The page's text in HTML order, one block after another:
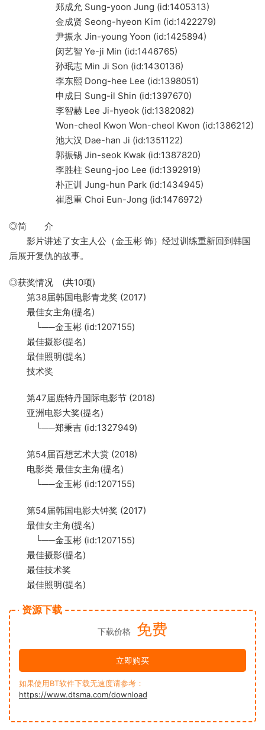
郑成允 Sung-yoon Jung (id:1405313)
金成贤 Seong-hyeon Kim (id:1422279)
尹振永 Jin-young Yoon (id:1425894)
闵艺智 Ye-ji Min (id:1446765)
孙珉志 Min Ji Son (id:1430136)
李东熙 Dong-hee Lee (id:1398051)
申成日 Sung-il Shin (id:1397670)
李智赫 Lee Ji-hyeok (id:1382082)
Won-cheol Kwon Won-cheol Kwon (id:1386212)
池大汉 Dae-han Ji (id:1351122)
郭振锡 Jin-seok Kwak (id:1387820)
李胜柱 Seung-joo Lee (id:1392919)
朴正训 Jung-hun Park (id:1434945)
崔恩重 Choi Eun-Jong (id:1476972)
◎简 介
影片讲述了女主人公（金玉彬 饰）经过训练重新回到韩国
后展开复仇的故事。
◎获奖情况 (共10项)
第38届韩国电影青龙奖 (2017)
最佳女主角(提名)
└──金玉彬 (id:1207155)
最佳摄影(提名)
最佳照明(提名)
技术奖
第47届鹿特丹国际电影节 (2018)
亚洲电影大奖(提名)
└──郑秉吉 (id:1327949)
第54届百想艺术大赏 (2018)
电影类 最佳女主角(提名)
└──金玉彬 (id:1207155)
第54届韩国电影大钟奖 (2017)
最佳女主角(提名)
└──金玉彬 (id:1207155)
最佳摄影(提名)
最佳技术奖
最佳照明(提名)
资源下载
下载价格 免费
立即购买
如果使用BT软件下载无速度请参考：
https://www.dtsma.com/download